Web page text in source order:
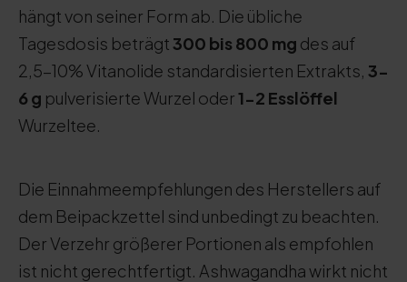
hängt von seiner Form ab. Die übliche
Tagesdosis beträgt300 bis 800 mg des auf
2,5-10% Vitanolide standardisierten Extrakts, 3-
6 g pulverisierte Wurzel oder1-2 Esslöffel
Wurzeltee.
Die Einnahmeempfehlungen des Herstellers auf
dem Beipackzettel sind unbedingt zu beachten.
Der Verzehr größerer Portionen als empfohlen
ist nicht gerechtfertigt. Ashwagandha wirkt nicht